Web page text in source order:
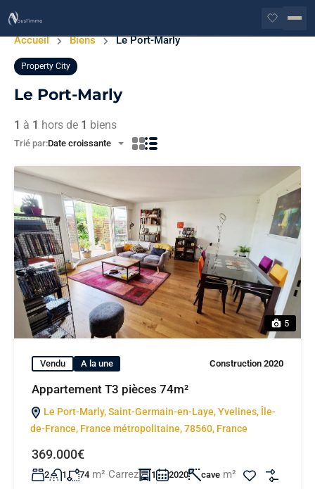
Accueil Biens Le Port-Marly
Property City
Le Port-Marly
1 à 1 hors de 1 biens
Trié par:Date croissante
5
Vendu A la une Construction 2020
Appartement T3 pièces 74m²
Le Port-Marly, Saint-Germain-en-Laye, Yvelines, Île-
de-France, France métropolitaine, 78560, France
369.000€
2 1 74 m² Carrez 1 2020 cave m²